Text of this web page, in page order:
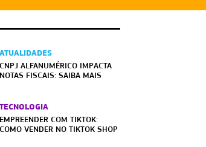
ATUALIDADES
CNPJ ALFANUMÉRICO IMPACTA
NOTAS FISCAIS: SAIBA MAIS
TECNOLOGIA
EMPREENDER COM TIKTOK:
COMO VENDER NO TIKTOK SHOP